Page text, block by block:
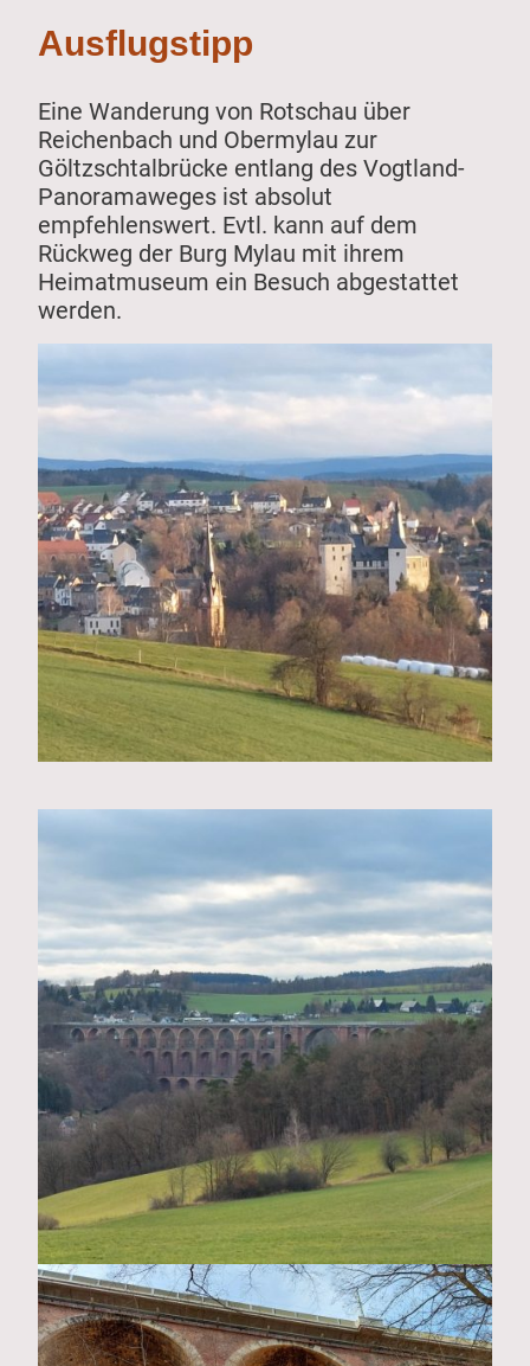
Ausflugstipp
Eine Wanderung von Rotschau über
Reichenbach und Obermylau zur
Göltzschtalbrücke entlang des Vogtland-
Panoramaweges ist absolut
empfehlenswert. Evtl. kann auf dem
Rückweg der Burg Mylau mit ihrem
Heimatmuseum ein Besuch abgestattet
werden.